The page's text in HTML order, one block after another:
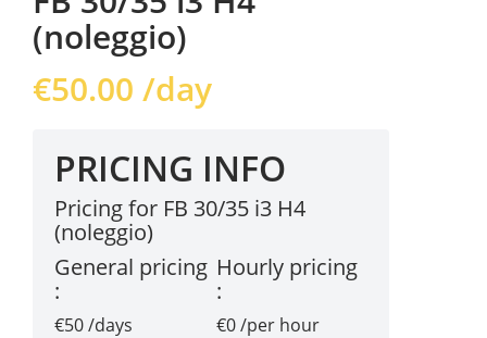
(noleggio)
€50.00 /day
PRICING INFO
Pricing for FB 30/35 i3 H4
(noleggio)
General pricing
:
€50 /days
Hourly pricing
:
€0 /per hour